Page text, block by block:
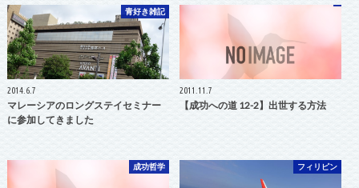
青好き雑記
2014.6.7
マレーシアのロングステイセミナー
に参加してきました
2011.11.7
【成功への道 12-2】出世する方法
成功哲学 フィリピン